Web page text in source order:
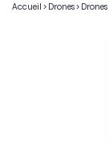
Accueil > Drones> Drones